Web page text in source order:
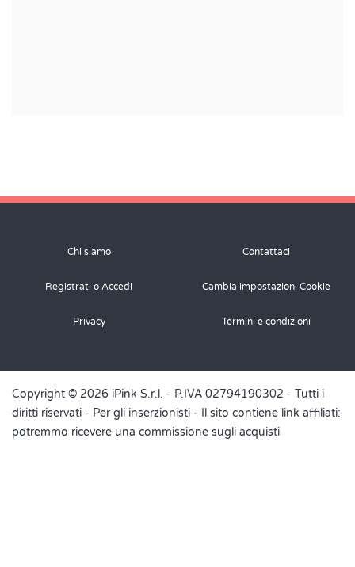
Chi siamo Contattaci
Registrati o Accedi Cambia impostazioni Cookie
Privacy Termini e condizioni
Copyright © 2026 iPink S.r.l. - P.IVA 02794190302 - Tutti i
diritti riservati - Per gli inserzionisti - Il sito contiene link affiliati:
potremmo ricevere una commissione sugli acquisti